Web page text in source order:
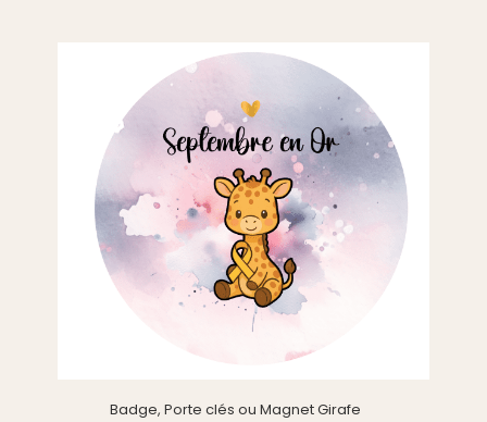
Badge, Porte clés ou Magnet Girafe